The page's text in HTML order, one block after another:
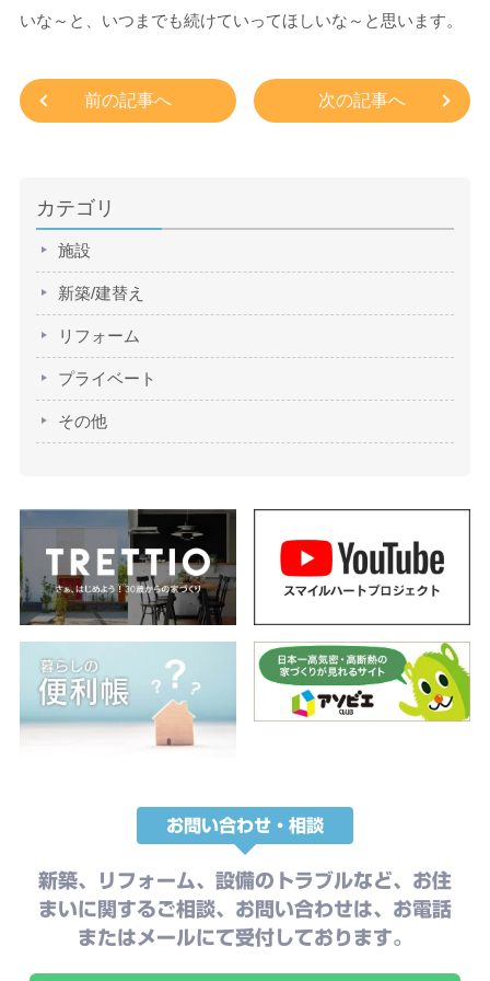
いな～と、いつまでも続けていってほしいな～と思います。
前の記事へ 次の記事へ
カテゴリ
施設
新築/建替え
リフォーム
プライベート
その他
お問い合わせ・相談
新築、リフォーム、設備のトラブルなど、お住
まいに関するご相談、お問い合わせは、お電話
またはメールにて受付しております。